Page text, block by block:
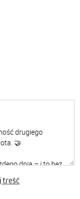
treść